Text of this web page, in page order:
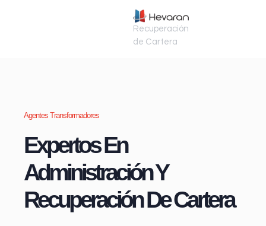
Recuperación
de Cartera
Agentes Transformadores
Expertos En
Administración Y
Recuperación De Cartera